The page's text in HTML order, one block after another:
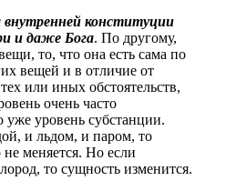
конституции
и даже Бога. По другому,
то, что она есть сама по
вещей и в отличие от
или иных обстоятельств,
очень часто
уровень субстанции.
и льдом, и паром, то
меняется. Но если
то сущность изменится.